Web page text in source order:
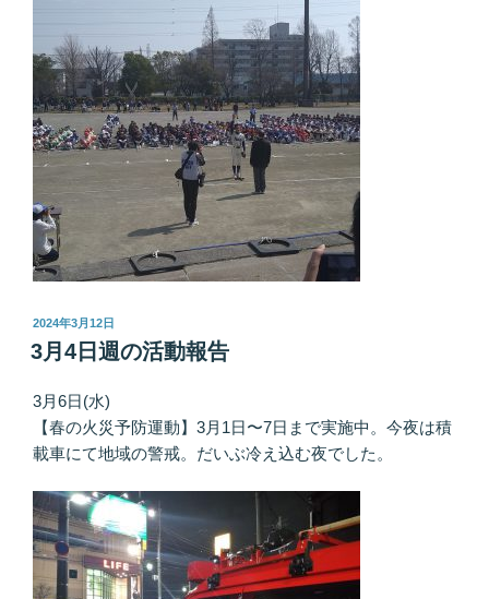
投
稿
日:
2024年3月12日
3月4日週の活動報告
3月6日(水)
【春の火災予防運動】3月1日〜7日まで実施中。今夜は積
載車にて地域の警戒。だいぶ冷え込む夜でした。